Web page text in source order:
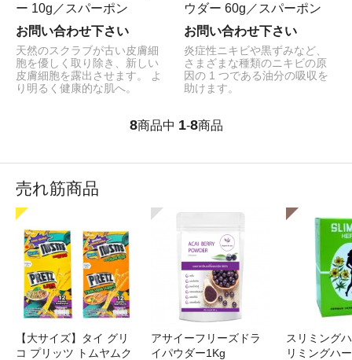
ー 10g／スパーポン
お問い合わせ下さい
天然のスクラブが古い皮膚細
胞を優しく取り除き、新しい
皮膚細胞を露出させます。 よ
り明るく健康的な肌へ。
ウダー 60g／スパーポン
お問い合わせ下さい
炎症性ニキビや黒ずみなど、
さまざまな種類のニキビの原
因の 1 つである油分の吸収を
助けます。
8商品中 1-8商品
売れ筋商品
【大サイズ】タイ グリ
コ プリッツ トムヤムク
アサイーフリーズドラ
イパウダー1Kg
スリミング
リミングハ